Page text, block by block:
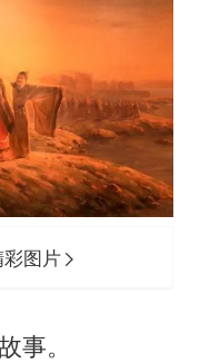
图片
事。